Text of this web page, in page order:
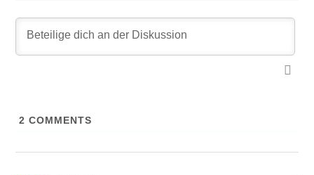
2 COMMENTS